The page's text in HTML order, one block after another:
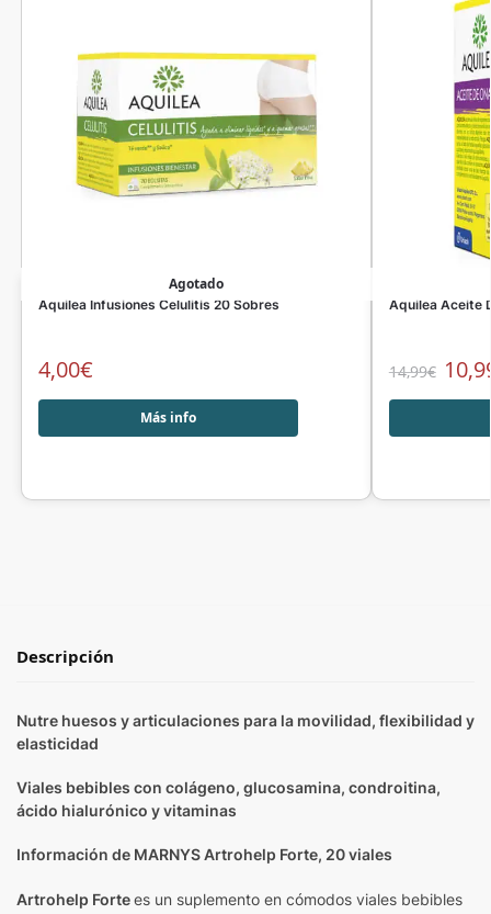
Agotado
Aquilea Infusiones Celulitis 20 Sobres
4,00€
Más info
Aquilea Aceite
14,99€
Descripción
Nutre huesos y articulaciones para la movilidad, flexibilidad y
elasticidad
Viales bebibles con colágeno, glucosamina, condroitina,
ácido hialurónico y vitaminas
Información de MARNYS Artrohelp Forte, 20 viales
Artrohelp Fortees un suplemento en cómodos viales bebibles